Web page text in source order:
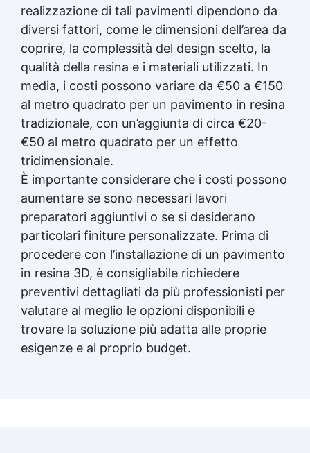
realizzazione di tali pavimenti dipendono da
diversi fattori, come le dimensioni dell’area da
coprire, la complessità del design scelto, la
qualità della resina e i materiali utilizzati. In
media, i costi possono variare da €50 a €150
al metro quadrato per un pavimento in resina
tradizionale, con un’aggiunta di circa €20-
€50 al metro quadrato per un effetto
tridimensionale.
È importante considerare che i costi possono
aumentare se sono necessari lavori
preparatori aggiuntivi o se si desiderano
particolari finiture personalizzate. Prima di
procedere con l’installazione di un pavimento
in resina 3D, è consigliabile richiedere
preventivi dettagliati da più professionisti per
valutare al meglio le opzioni disponibili e
trovare la soluzione più adatta alle proprie
esigenze e al proprio budget.